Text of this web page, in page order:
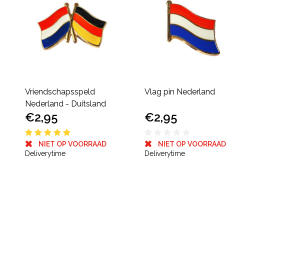
Vriendschapsspeld
Nederland - Duitsland
€2,95
NIET OP VOORRAAD
Deliverytime
Vlag pin Nederland
€2,95
NIET OP VOORRAAD
Deliverytime